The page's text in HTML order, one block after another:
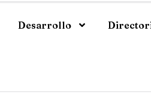
Desarrollo